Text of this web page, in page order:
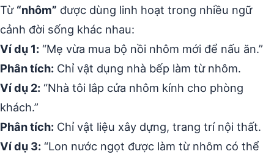
Từ “nhôm” được dùng linh hoạt trong nhiều ngữ
cảnh đời sống khác nhau:
Ví dụ 1: “Mẹ vừa mua bộ nồi nhôm mới để nấu ăn.”
Phân tích: Chỉ vật dụng nhà bếp làm từ nhôm.
Ví dụ 2: “Nhà tôi lắp cửa nhôm kính cho phòng
khách.”
Phân tích: Chỉ vật liệu xây dựng, trang trí nội thất.
Ví dụ 3: “Lon nước ngọt được làm từ nhôm có thể